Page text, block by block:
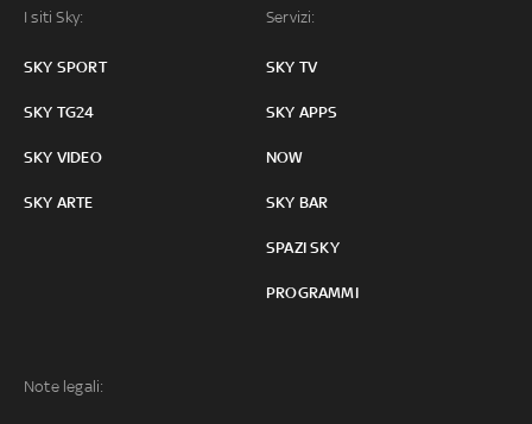
I siti Sky:
SKY SPORT
SKY TG24
SKY VIDEO
SKY ARTE
Servizi:
SKY TV
SKY APPS
NOW
SKY BAR
SPAZI SKY
PROGRAMMI
Note legali: